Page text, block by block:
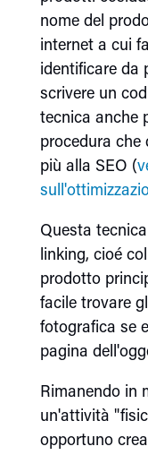
nome del
internet a cui
identificare da
scrivere un
tecnica anche
procedura
più alla SEO (
Questa
linking, cioé
prodotto
facile trovare
fotografica se
pagina
Rimanendo in
un'attività
opportuno